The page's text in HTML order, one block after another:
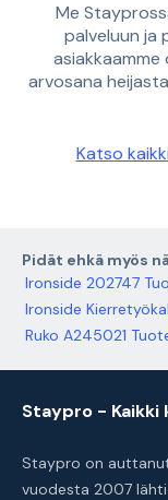
Me
palveluun ja
arvosana
Katso
Pidät ehkä myös
Ironside 202747
Ironside
Ruko A245021
Staypro -
Staypro on
vuodesta 2007